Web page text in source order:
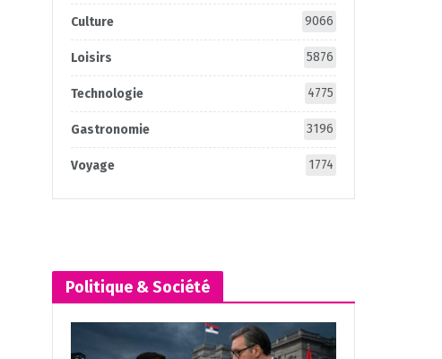
Culture 9066
Loisirs 5876
Technologie 4775
Gastronomie 3196
Voyage 1774
Politique & Société